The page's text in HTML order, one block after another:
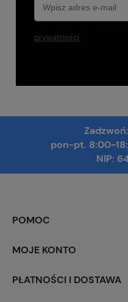
prywatności
Zadzwoń:
pon-pt. 8:00-
NIP:
POMOC
MOJE KONTO
PŁATNOŚCI I DOSTAWA